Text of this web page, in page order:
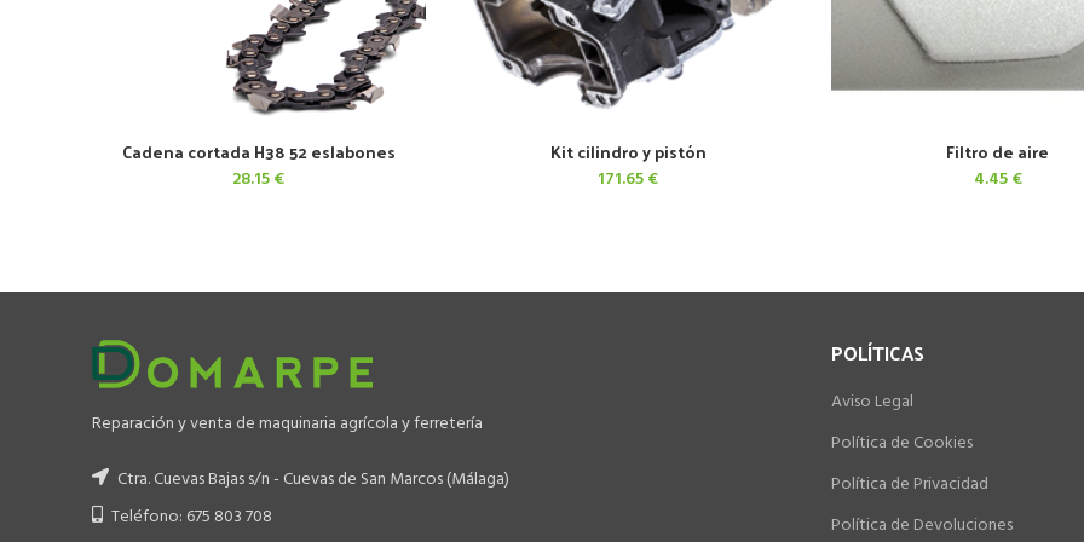
AÑADIR AL CARRITO
Cadena cortada H38 52 eslabones
28.15€
AÑADIR AL CARRITO
Kit cilindro y pistón
171.65€
AÑADIR AL CARRITO
Filtro de aire
4.45€
Reparación y venta de maquinaria agrícola y ferretería
Ctra. Cuevas Bajas s/n - Cuevas de San Marcos (Málaga)
Teléfono: 675 803 708
POLÍTICAS
Aviso Legal
Política de Cookies
Política de Privacidad
Política de Devoluciones